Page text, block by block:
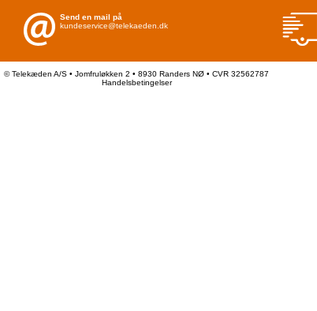
Send en mail på
kundeservice@telekaeden.dk
© Telekæden A/S • Jomfruløkken 2 • 8930 Randers NØ • CVR 32562787
Handelsbetingelser